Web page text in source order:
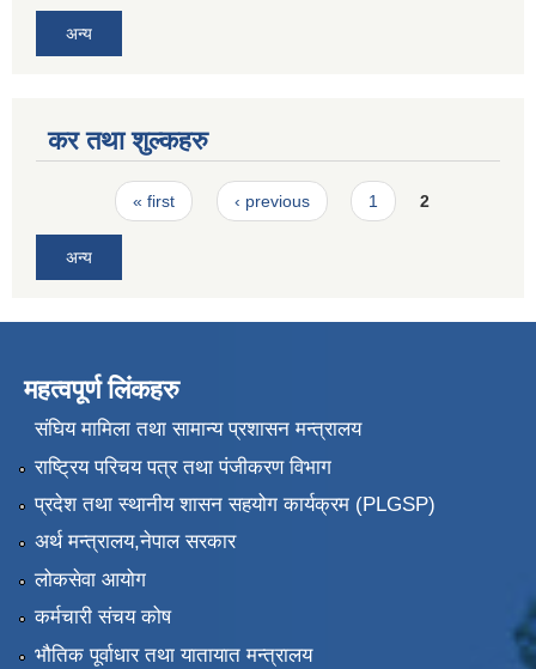
अन्य
कर तथा शुल्कहरु
Pages« first ‹ previous 1 2
अन्य
महत्वपूर्ण लिंकहरु
संघिय मामिला तथा सामान्य प्रशासन मन्त्रालय
राष्ट्रिय परिचय पत्र तथा पंजीकरण विभाग
प्रदेश तथा स्थानीय शासन सहयोग कार्यक्रम (PLGSP)
अर्थ मन्त्रालय,नेपाल सरकार
लोकसेवा आयोग
कर्मचारी संचय कोष
भौतिक पूर्वाधार तथा यातायात मन्त्रालय